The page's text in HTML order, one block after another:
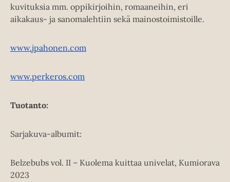
kuvituksia mm. oppikirjoihin, romaaneihin, eri
aikakaus- ja sanomalehtiin sekä mainostoimistoille.
www.jpahonen.com
www.perkeros.com
Tuotanto:
Sarjakuva-albumit:
Belzebubs vol. II – Kuolema kuittaa univelat, Kumiorava
2023